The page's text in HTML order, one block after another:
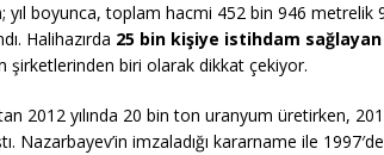
yıl boyunca, toplam hacmi 452 bin 946 metrelik
Halihazırda 25 bin kişiye istihdam
şirketlerinden biri olarak dikkat çekiyor.
2012 yılında 20 bin ton uranyum üretirken,
Nazarbayev’in imzaladığı kararname ile